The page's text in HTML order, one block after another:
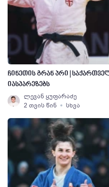
ჩინეთის გრან პრი |
იასპარეზებს
ლევან ყუფარაძე
2 თვის წინ
სხვა